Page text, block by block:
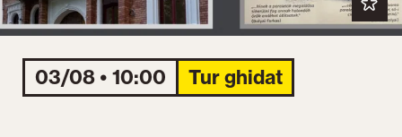
03/08 • 10:00 Tur ghidat